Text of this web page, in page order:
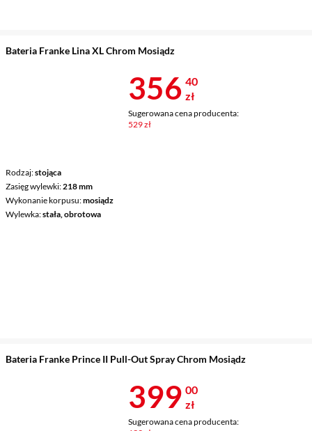
Bateria Franke Lina XL Chrom Mosiądz
Rodzaj stojąca
Zasięg wylewki 218 mm
Wykonanie korpusu mosiądz
Wylewka stała, obrotowa
Cena 356,40
356 40
zł
Sugerowana cena producenta:
529 zł
Bateria Franke Prince II Pull-Out Spray Chrom Mosiądz
Cena 399 zł
399 00
zł
Sugerowana cena producenta: